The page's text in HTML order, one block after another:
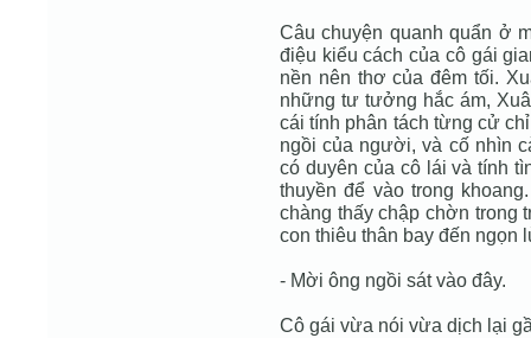
Câu chuyện quanh quẩn ở
điệu kiểu cách của cô gái
nền nên thơ của đêm tối.
những tư tưởng hắc ám,
cái tính phân tách từng cử
ngồi của người, và cố nhìn
có duyên của cô lái và tính
thuyền để vào trong
chàng thấy chập chờn trong
con thiêu thân bay đến ngọn
- Mời ông ngồi sát vào đây.
Cô gái vừa nói vừa dịch lại